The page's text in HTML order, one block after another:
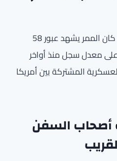
قبل تصعيد الأحداث الأخيرة، كان الممر يشهد عبور 58
وهو أعلى معدل سجل منذ أواخر
المشتركة بين أمريكا
أصحاب السفن